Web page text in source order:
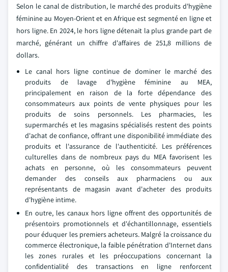
Selon le canal de distribution, le marché des produits d'hygiène
féminine au Moyen-Orient et en Afrique est segmenté en ligne et
hors ligne. En 2024, le hors ligne détenait la plus grande part de
marché, générant un chiffre d'affaires de 251,8 millions de
dollars.
Le canal hors ligne continue de dominer le marché des
produits de lavage d'hygiène féminine au MEA,
principalement en raison de la forte dépendance des
consommateurs aux points de vente physiques pour les
produits de soins personnels. Les pharmacies, les
supermarchés et les magasins spécialisés restent des points
d'achat de confiance, offrant une disponibilité immédiate des
produits et l'assurance de l'authenticité. Les préférences
culturelles dans de nombreux pays du MEA favorisent les
achats en personne, où les consommateurs peuvent
demander des conseils aux pharmaciens ou aux
représentants de magasin avant d'acheter des produits
d'hygiène intime.
En outre, les canaux hors ligne offrent des opportunités de
présentoirs promotionnels et d'échantillonnage, essentiels
pour éduquer les premiers acheteurs. Malgré la croissance du
commerce électronique, la faible pénétration d'Internet dans
les zones rurales et les préoccupations concernant la
confidentialité des transactions en ligne renforcent